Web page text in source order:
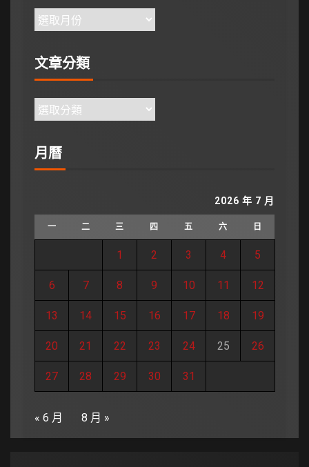
文章分類
月曆
2026 年 7 月
一 二 三 四 五 六 日
1 2 3 4 5
6 7 8 9 10 11 12
13 14 15 16 17 18 19
20 21 22 23 24 25 26
27 28 29 30 31
« 6 月 8 月 »